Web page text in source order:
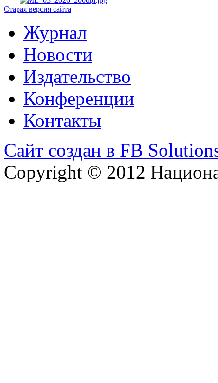
Старая версия сайта
Журнал
Новости
Издательство
Конференции
Контакты
Сайт создан в FB
Copyright © 2012